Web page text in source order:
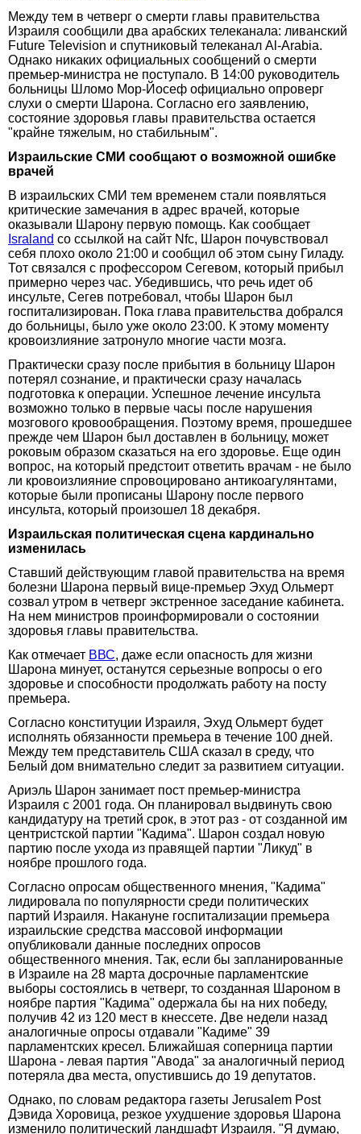
Между тем в четверг о смерти главы правительства
Израиля сообщили два арабских телеканала: ливанский
Future Television и спутниковый телеканал Al-Arabia.
Однако никаких официальных сообщений о смерти
премьер-министра не поступало. В 14:00 руководитель
больницы Шломо Мор-Йосеф официально опроверг
слухи о смерти Шарона. Согласно его заявлению,
состояние здоровья главы правительства остается
"крайне тяжелым, но стабильным".
Израильские СМИ сообщают о возможной ошибке
врачей
В израильских СМИ тем временем стали появляться
критические замечания в адрес врачей, которые
оказывали Шарону первую помощь. Как сообщает
Israland со ссылкой на сайт Nfc, Шарон почувствовал
себя плохо около 21:00 и сообщил об этом сыну Гиладу.
Тот связался с профессором Сегевом, который прибыл
примерно через час. Убедившись, что речь идет об
инсульте, Сегев потребовал, чтобы Шарон был
госпитализирован. Пока глава правительства добрался
до больницы, было уже около 23:00. К этому моменту
кровоизлияние затронуло многие части мозга.
Практически сразу после прибытия в больницу Шарон
потерял сознание, и практически сразу началась
подготовка к операции. Успешное лечение инсульта
возможно только в первые часы после нарушения
мозгового кровообращения. Поэтому время, прошедшее
прежде чем Шарон был доставлен в больницу, может
роковым образом сказаться на его здоровье. Еще один
вопрос, на который предстоит ответить врачам - не было
ли кровоизлияние спровоцировано антикоагулянтами,
которые были прописаны Шарону после первого
инсульта, который произошел 18 декабря.
Израильская политическая сцена кардинально
изменилась
Ставший действующим главой правительства на время
болезни Шарона первый вице-премьер Эхуд Ольмерт
созвал утром в четверг экстренное заседание кабинета.
На нем министров проинформировали о состоянии
здоровья главы правительства.
Как отмечает ВВС, даже если опасность для жизни
Шарона минует, останутся серьезные вопросы о его
здоровье и способности продолжать работу на посту
премьера.
Согласно конституции Израиля, Эхуд Ольмерт будет
исполнять обязанности премьера в течение 100 дней.
Между тем представитель США сказал в среду, что
Белый дом внимательно следит за развитием ситуации.
Ариэль Шарон занимает пост премьер-министра
Израиля с 2001 года. Он планировал выдвинуть свою
кандидатуру на третий срок, в этот раз - от созданной им
центристской партии "Кадима". Шарон создал новую
партию после ухода из правящей партии "Ликуд" в
ноябре прошлого года.
Согласно опросам общественного мнения, "Кадима"
лидировала по популярности среди политических
партий Израиля. Накануне госпитализации премьера
израильские средства массовой информации
опубликовали данные последних опросов
общественного мнения. Так, если бы запланированные
в Израиле на 28 марта досрочные парламентские
выборы состоялись в четверг, то созданная Шароном в
ноябре партия "Кадима" одержала бы на них победу,
получив 42 из 120 мест в кнессете. Две недели назад
аналогичные опросы отдавали "Кадиме" 39
парламентских кресел. Ближайшая соперница партии
Шарона - левая партия "Авода" за аналогичный период
потеряла два места, опустившись до 19 депутатов.
Однако, по словам редактора газеты Jerusalem Post
Дэвида Хоровица, резкое ухудшение здоровья Шарона
изменило политический ландшафт Израиля. "Я думаю,